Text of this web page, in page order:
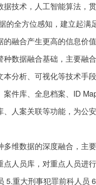
术，人工智能算法，贯
的全方位感知，建立起
融合产生更高的信息价值
数据融合基础，主要融
分析、可视化等技术手
件库、全息档案、ID
、人案关联等功能，为公
数据的深度融合，主要
人员库，对重点人员进行
5.重大刑事犯罪前科人员